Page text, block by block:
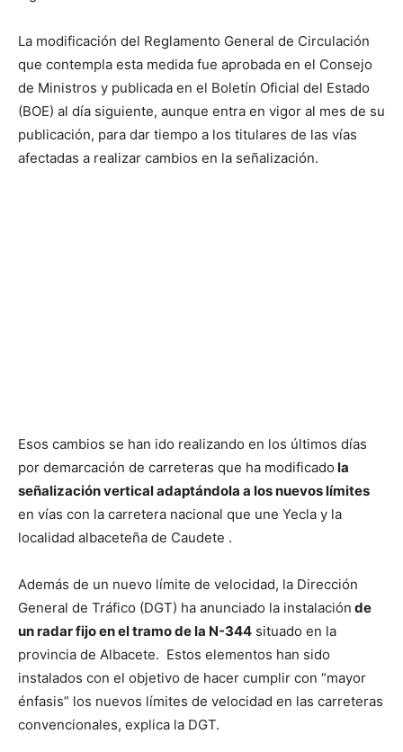
La modificación del Reglamento General de Circulación
que contempla esta medida fue aprobada en el Consejo
de Ministros y publicada en el Boletín Oficial del Estado
(BOE) al día siguiente, aunque entra en vigor al mes de su
publicación, para dar tiempo a los titulares de las vías
afectadas a realizar cambios en la señalización.
Esos cambios se han ido realizando en los últimos días
por demarcación de carreteras que ha modificado la
señalización vertical adaptándola a los nuevos límites
en vías con la carretera nacional que une Yecla y la
localidad albaceteña de Caudete .
Además de un nuevo límite de velocidad, la Dirección
General de Tráfico (DGT) ha anunciado la instalación de
un radar fijo en el tramo de la N-344 situado en la
provincia de Albacete. Estos elementos han sido
instalados con el objetivo de hacer cumplir con “mayor
énfasis” los nuevos límites de velocidad en las carreteras
convencionales, explica la DGT.